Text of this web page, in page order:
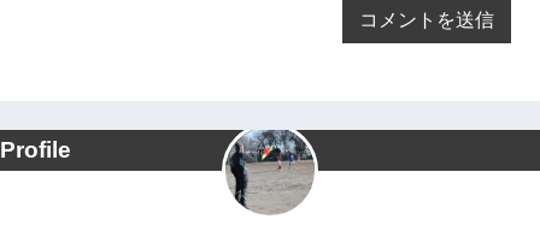
Profile